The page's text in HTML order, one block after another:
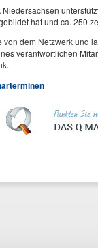
Niedersachsen
hat und ca. 250
von dem Netzwerk und
verantwortlichen